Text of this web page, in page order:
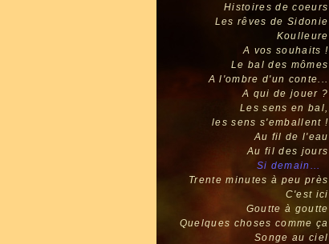
Histoires de coeurs
Les rêves de Sidonie
Koulleure
A vos souhaits !
Le bal des mômes
A l'ombre d'un conte...
A qui de jouer ?
Les sens en bal,
les sens s'emballent !
Au fil de l'eau
Au fil des jours
Si demain...
Trente minutes à peu près
C'est ici
Goutte à goutte
Quelques choses comme ça
Songe au ciel